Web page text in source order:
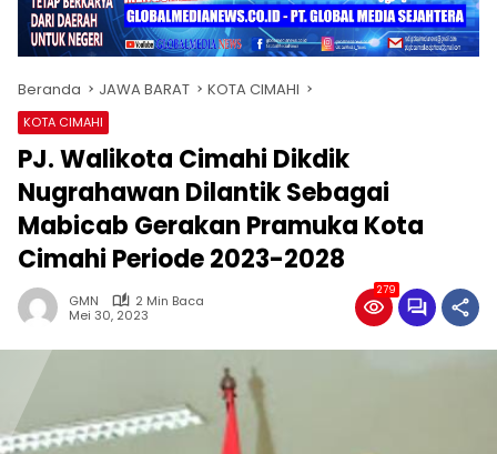
Beranda JAWA BARAT KOTA CIMAHI
KOTA CIMAHI
PJ. Walikota Cimahi Dikdik
Nugrahawan Dilantik Sebagai
Mabicab Gerakan Pramuka Kota
Cimahi Periode 2023-2028
GMN
2 Min Baca
Mei 30, 2023
279